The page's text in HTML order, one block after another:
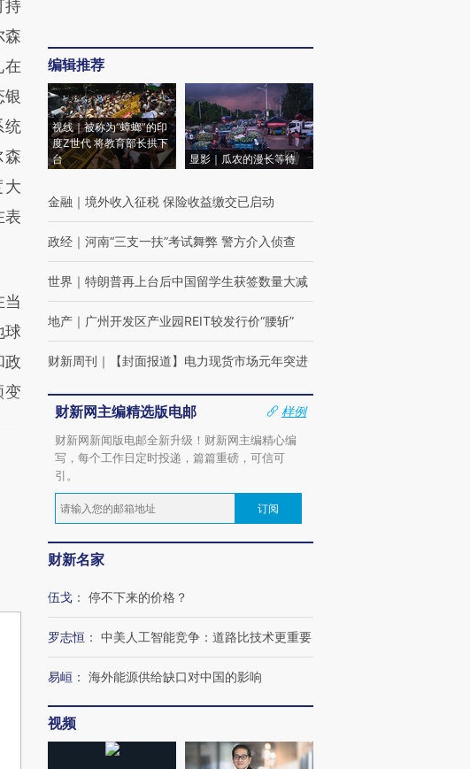
方
财
比
持
森
在
银
统
大
表
球
政
变
编辑推荐
视线｜被称为“蟑螂”的印
度Z世代 将教育部长拱下
台
显影｜瓜农的漫长等待
金融 ｜ 境外收入征税 保险收益缴交已启动
政经 ｜ 河南“三支一扶”考试舞弊 警方介入侦查
世界 ｜ 特朗普再上台后中国留学生获签数量大减
地产 ｜ 广州开发区产业园REIT较发行价“腰斩”
财新周刊 ｜ 【封面报道】电力现货市场元年突进
财新网主编精选版电邮
样例
财新网新闻版电邮全新升级！财新网主编精心编
写，每个工作日定时投递，篇篇重磅，可信可
引。
订阅
财新名家
伍戈 ： 停不下来的价格？
罗志恒 ： 中美人工智能竞争：道路比技术更重要
易峘 ： 海外能源供给缺口对中国的影响
视频